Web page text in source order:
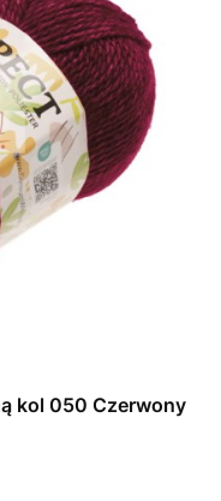
kol 050 Czerwony